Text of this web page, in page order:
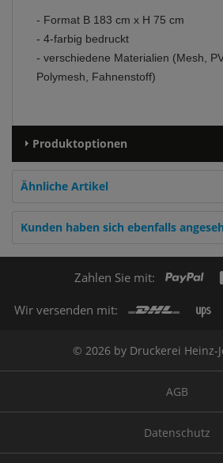
- Format B 183 cm x H 75 cm
- 4-farbig bedruckt
- verschiedene Materialien (Mesh,
Polymesh, Fahnenstoff)
Produktoptionen
Ähnliche Artikel
Kunden haben sich ebenfalls
Zahlen Sie mit:
Wir versenden mit:
© 2026 by Druckerei Heinz-
AGB
Datenschutz